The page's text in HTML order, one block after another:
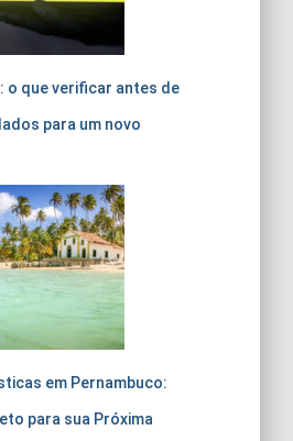
o que verificar antes de
para um novo
em Pernambuco:
para sua Próxima